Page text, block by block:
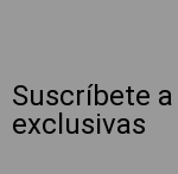
Suscríbete
exclusivas